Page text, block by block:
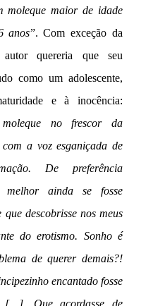
moleque maior de idade
anos”. Com exceção da
quereria que seu
como um adolescente,
e à inocência:
no frescor da
a voz esganiçada de
De preferência
melhor ainda se fosse
descobrisse nos meus
do erotismo. Sonho é
de querer demais?!
encantado fosse